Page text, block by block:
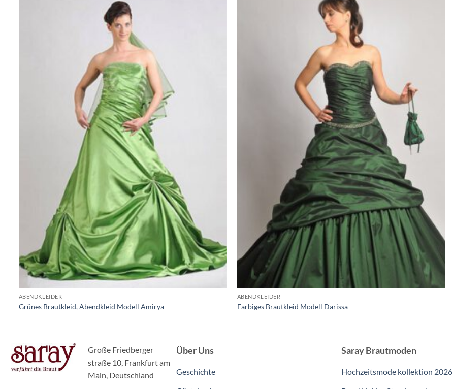
ABENDKLEIDER
Grünes Brautkleid, Abendkleid Modell Amirya
ABENDKLEIDER
Farbiges Brautkleid Modell Darissa
Große Friedberger
straße 10, Frankfurt am
Main, Deutschland
Über Uns
Geschichte
Saray Brautmoden
Hochzeitsmode kollektion 2026